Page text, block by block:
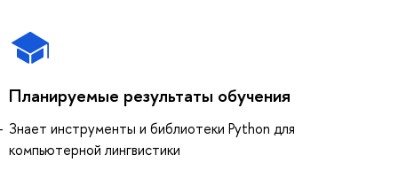
Планируемые результаты обучения
Знает инструменты и библиотеки Python для
компьютерной лингвистики